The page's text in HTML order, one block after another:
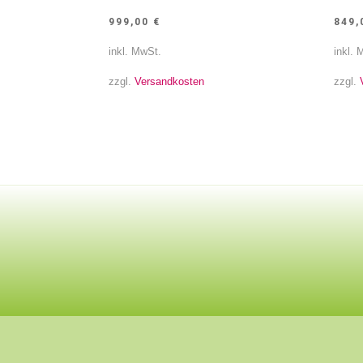
999,00 €
inkl. MwSt.
zzgl.Versandkosten
inkl.
zzgl.